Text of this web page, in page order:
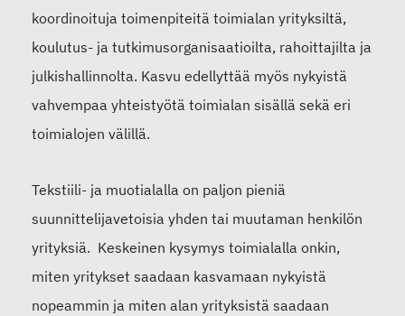
koordinoituja toimenpiteitä toimialan yrityksiltä,
koulutus- ja tutkimusorganisaatioilta, rahoittajilta ja
julkishallinnolta. Kasvu edellyttää myös nykyistä
vahvempaa yhteistyötä toimialan sisällä sekä eri
toimialojen välillä.
Tekstiili- ja muotialalla on paljon pieniä
suunnittelijavetoisia yhden tai muutaman henkilön
yrityksiä. Keskeinen kysymys toimialalla onkin,
miten yritykset saadaan kasvamaan nykyistä
nopeammin ja miten alan yrityksistä saadaan